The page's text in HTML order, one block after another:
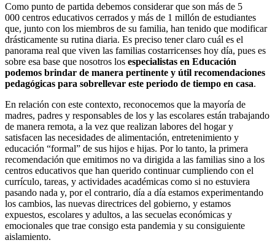
Como punto de partida debemos considerar que son más de 5
000 centros educativos cerrados y más de 1 millón de estudiantes
que, junto con los miembros de su familia, han tenido que modificar
drásticamente su rutina diaria. Es preciso tener claro cuál es el
panorama real que viven las familias costarricenses hoy día, pues es
sobre esa base que nosotros los especialistas en Educación
podemos brindar de manera pertinente y útil recomendaciones
pedagógicas para sobrellevar este periodo de tiempo en casa.
En relación con este contexto, reconocemos que la mayoría de
madres, padres y responsables de los y las escolares están trabajando
de manera remota, a la vez que realizan labores del hogar y
satisfacen las necesidades de alimentación, entretenimiento y
educación “formal” de sus hijos e hijas. Por lo tanto, la primera
recomendación que emitimos no va dirigida a las familias sino a los
centros educativos que han querido continuar cumpliendo con el
currículo, tareas, y actividades académicas como si no estuviera
pasando nada y, por el contrario, día a día estamos experimentando
los cambios, las nuevas directrices del gobierno, y estamos
expuestos, escolares y adultos, a las secuelas económicas y
emocionales que trae consigo esta pandemia y su consiguiente
aislamiento.